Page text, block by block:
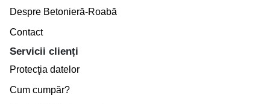
Despre Betonieră-Roabă
Contact
Servicii clienți
Protecţia datelor
Cum cumpăr?